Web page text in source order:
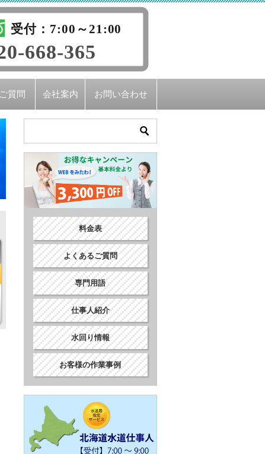
668-365
受付：7:00～21:00
質問 会社案内 お問い合わせ
料金表
よくあるご質問
専門用語
仕事人紹介
水回り情報
お客様の作業事例